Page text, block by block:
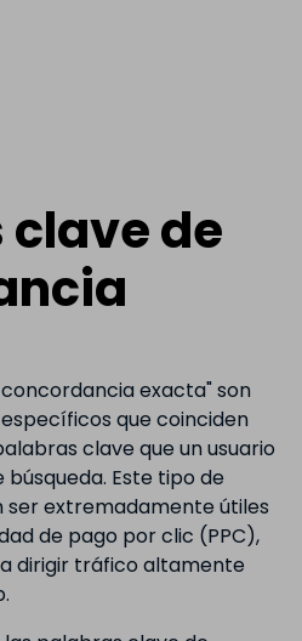
de
exacta" son
que coinciden
clave que un usuario
Este tipo de
ser extremadamente útiles
de pago por clic (PPC),
dirigir tráfico altamente